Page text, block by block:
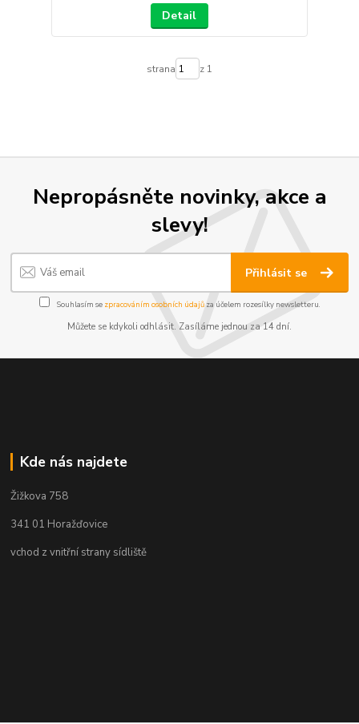
Detail
strana z 1
Nepropásněte novinky, akce a
slevy!
Přihlásit se
Souhlasím se zpracováním osobních údajůza účelem rozesílky newsletteru.
Můžete se kdykoli odhlásit. Zasíláme jednou za 14 dní.
Kde nás najdete
Žižkova 758
341 01 Horažďovice
vchod z vnitřní strany sídliště